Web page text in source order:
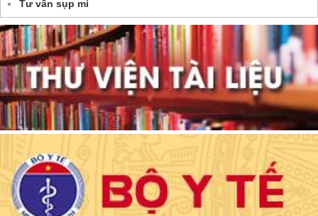
Tư vấn sụp mí